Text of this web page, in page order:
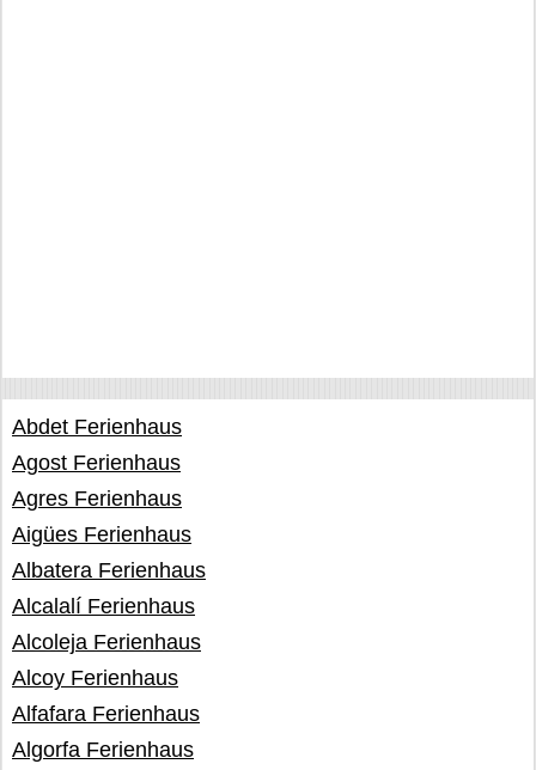
Abdet Ferienhaus
Agost Ferienhaus
Agres Ferienhaus
Aigües Ferienhaus
Albatera Ferienhaus
Alcalalí Ferienhaus
Alcoleja Ferienhaus
Alcoy Ferienhaus
Alfafara Ferienhaus
Algorfa Ferienhaus